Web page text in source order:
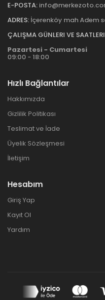
E-POSTA:
ADRES: İçerenköy mah Adem
ÇALIŞMA GÜNLERI VE
Pazartesi - Cumartesi
09:00 - 18:00
Hızlı Bağlantılar
Hakkımızda
Gizlilik Politikası
Teslimat ve İade
Üyelik Sözleşmesi
İletişim
Hesabım
Giriş Yap
Kayıt Ol
Yardım